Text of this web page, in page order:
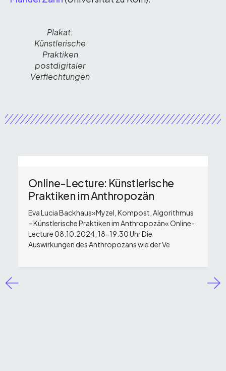
Plakat:
Künstlerische
Praktiken
postdigitaler
Verflechtungen
Online-Lecture: Künstlerische
Praktiken im Anthropozän
Eva Lucia Backhaus»Myzel, Kompost, Algorithmus
– Künstlerische Praktiken im Anthropozän« Online-
Lecture 08.10.2024, 18-19.30 Uhr Die
Auswirkungen des Anthropozäns wie der Ve